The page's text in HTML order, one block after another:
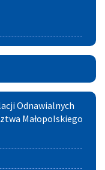
Odnawialnych
Małopolskiego